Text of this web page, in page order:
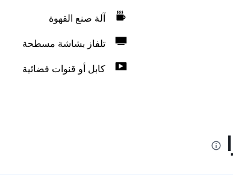
آلة صنع القهوة
تلفاز بشاشة مسطحة
كابل أو قنوات فضائية